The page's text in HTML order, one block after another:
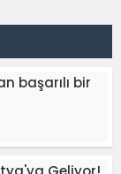
başarılı bir